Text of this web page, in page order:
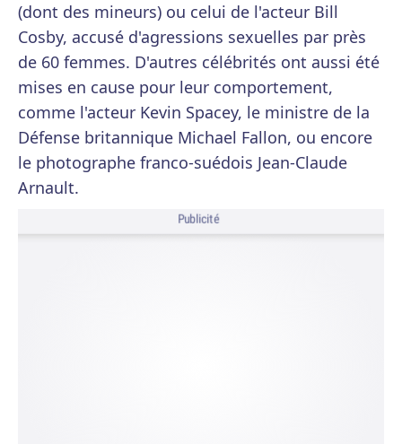
(dont des mineurs) ou celui de l'acteur Bill
Cosby, accusé d'agressions sexuelles par près
de 60 femmes. D'autres célébrités ont aussi été
mises en cause pour leur comportement,
comme l'acteur Kevin Spacey, le ministre de la
Défense britannique Michael Fallon, ou encore
le photographe franco-suédois Jean-Claude
Arnault.
Publicité